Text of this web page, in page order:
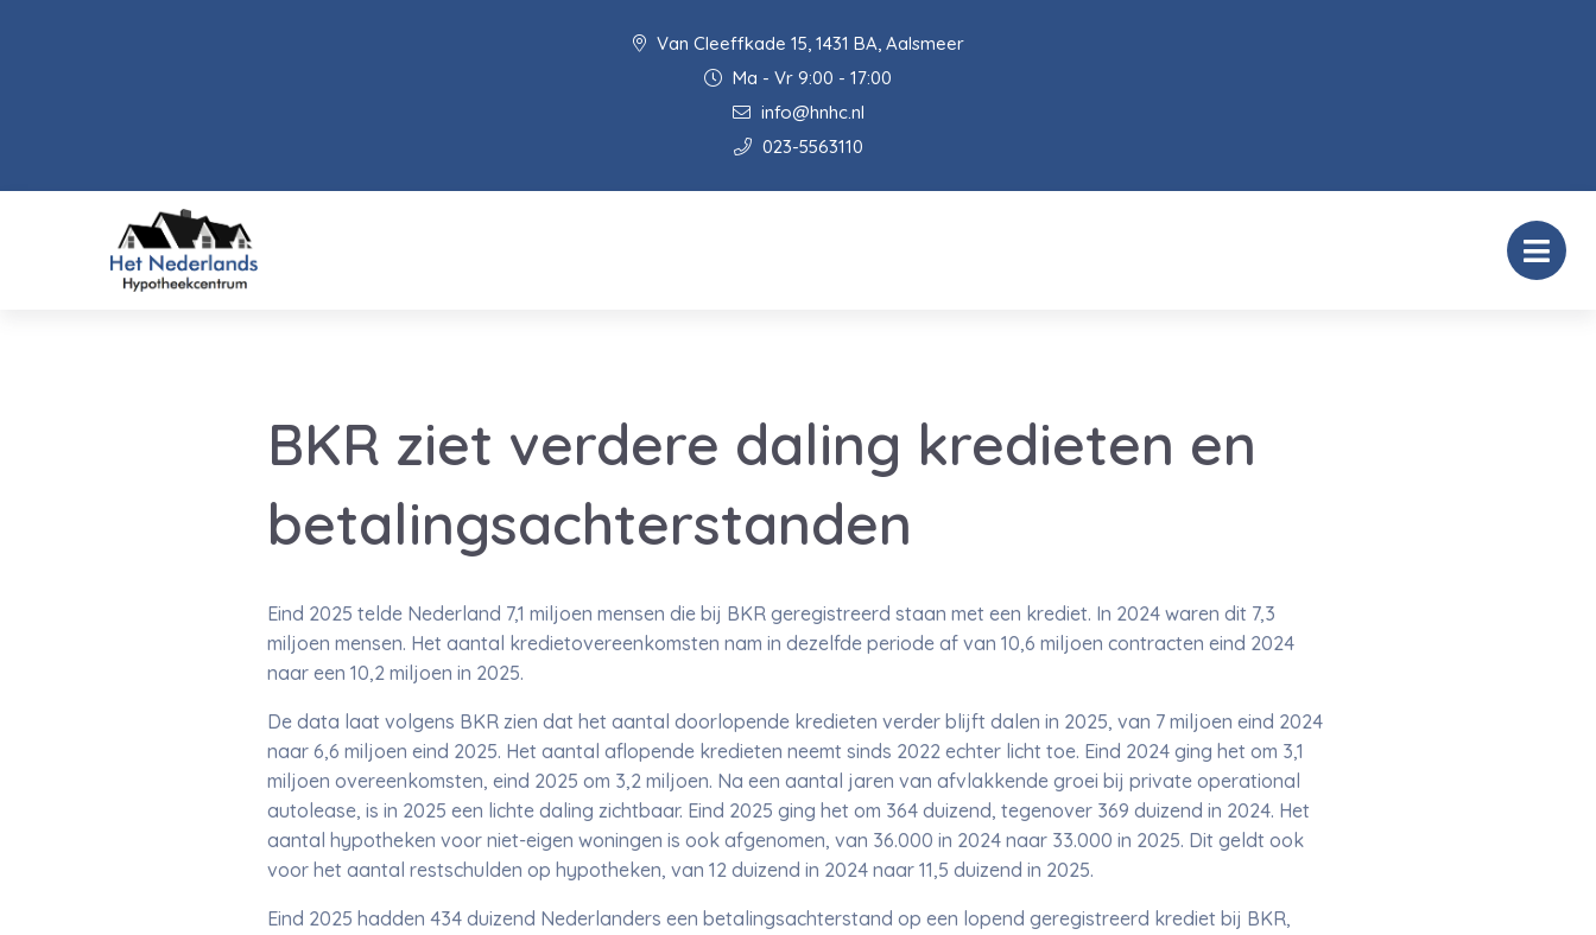
Van Cleeffkade 15, 1431 BA, Aalsmeer
Ma - Vr 9:00 - 17:00
info@hnhc.nl
023-5563110
BKR ziet verdere daling kredieten en
betalingsachterstanden
Eind 2025 telde Nederland 7,1 miljoen mensen die bij BKR geregistreerd staan met een krediet. In 2024 waren dit 7,3
miljoen mensen. Het aantal kredietovereenkomsten nam in dezelfde periode af van 10,6 miljoen contracten eind 2024
naar een 10,2 miljoen in 2025.
De data laat volgens BKR zien dat het aantal doorlopende kredieten verder blijft dalen in 2025, van 7 miljoen eind 2024
naar 6,6 miljoen eind 2025. Het aantal aflopende kredieten neemt sinds 2022 echter licht toe. Eind 2024 ging het om 3,1
miljoen overeenkomsten, eind 2025 om 3,2 miljoen. Na een aantal jaren van afvlakkende groei bij private operational
autolease, is in 2025 een lichte daling zichtbaar. Eind 2025 ging het om 364 duizend, tegenover 369 duizend in 2024. Het
aantal hypotheken voor niet-eigen woningen is ook afgenomen, van 36.000 in 2024 naar 33.000 in 2025. Dit geldt ook
voor het aantal restschulden op hypotheken, van 12 duizend in 2024 naar 11,5 duizend in 2025.
Eind 2025 hadden 434 duizend Nederlanders een betalingsachterstand op een lopend geregistreerd krediet bij BKR,